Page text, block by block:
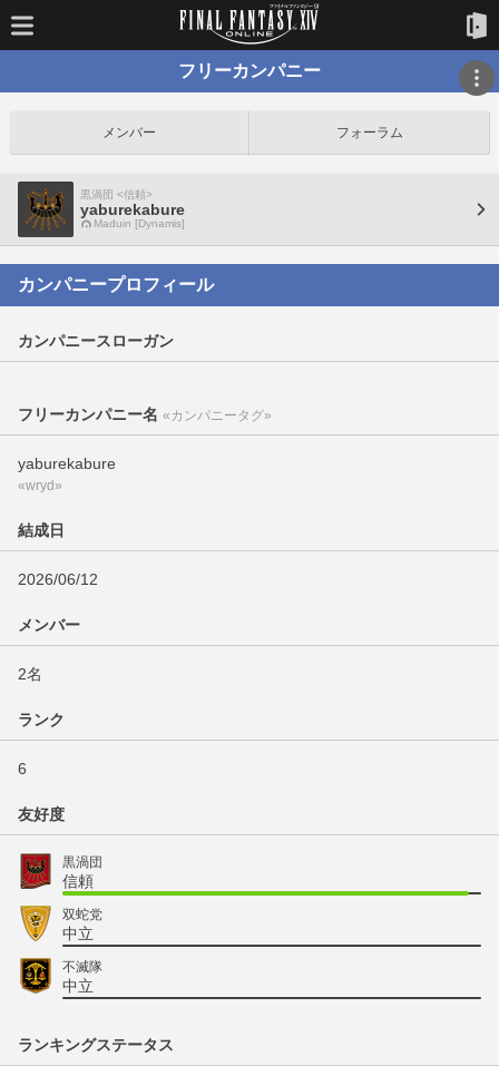
フリーカンパニー
メンバー フォーラム
黒渦団 <信頼>
yaburekabure
Maduin [Dynamis]
カンパニープロフィール
カンパニースローガン
フリーカンパニー名 «カンパニータグ»
yaburekabure
«wryd»
結成日
2026/06/12
メンバー
2名
ランク
6
友好度
黒渦団
信頼
双蛇党
中立
不滅隊
中立
ランキングステータス